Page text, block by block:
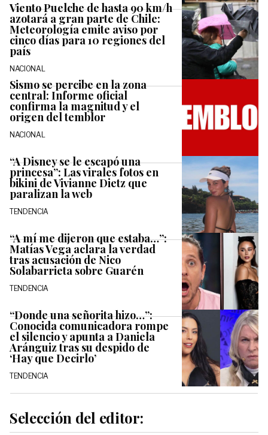
Viento Puelche de hasta 90 km/h
azotará a gran parte de Chile:
Meteorología emite aviso por
cinco días para 10 regiones del
país
NACIONAL
Sismo se percibe en la zona
central: Informe oficial
confirma la magnitud y el
origen del temblor
NACIONAL
“A Disney se le escapó una
princesa”: Las virales fotos en
bikini de Vivianne Dietz que
paralizan la web
TENDENCIA
“A mí me dijeron que estaba…”:
Matías Vega aclara la verdad
tras acusación de Nico
Solabarrieta sobre Guarén
TENDENCIA
“Donde una señorita hizo…”:
Conocida comunicadora rompe
el silencio y apunta a Daniela
Aránguiz tras su despido de
‘Hay que Decirlo’
TENDENCIA
Selección del editor: